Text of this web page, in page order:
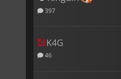
397
K4G
46